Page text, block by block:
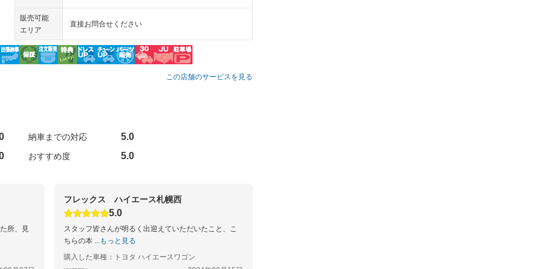
販売可能
エリア
直接お問合せください
この店舗のサービスを見る
納車までの対応
5.0
おすすめ度 5.0
所、見
フレックス ハイエース札幌西
5.0
スタッフ皆さんが明るく出迎えていただいたこと、こ
ちらの本 ...もっと見る
購入した車種：トヨタ ハイエースワゴン